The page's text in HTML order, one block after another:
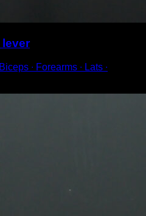
lever
∙ Forearms ∙ Lats ∙